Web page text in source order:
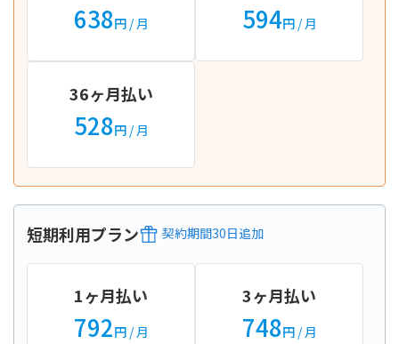
638円/ 月 594円/ 月
36ヶ月払い
528円/ 月
短期利用プラン 契約期間30日追加
1ヶ月払い
792円/ 月
3ヶ月払い
748円/ 月